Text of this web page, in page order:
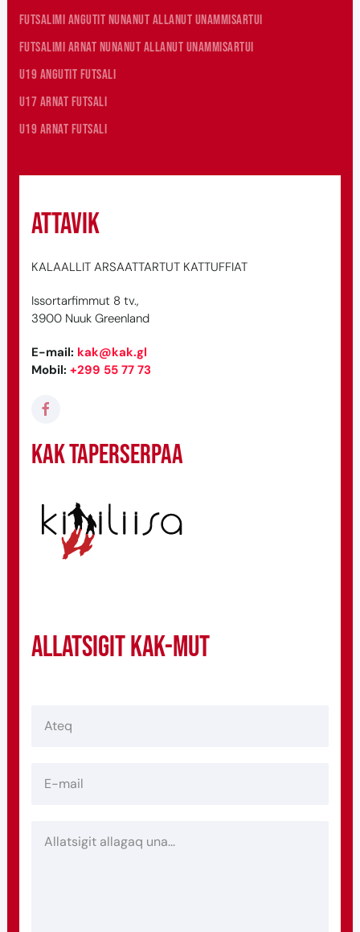
Futsalimi angutit nunanut allanut unammisartui
Futsalimi arnat nunanut allanut unammisartui
U19 angutit futsali
U17 arnat futsali
U19 arnat futsali
Attavik
KALAALLIT ARSAATTARTUT KATTUFFIAT
Issortarfimmut 8 tv.,
3900 Nuuk Greenland
E-mail: kak@kak.gl
Mobil: +299 55 77 73
KAK taperserpaa
Allatsigit KAK-mut